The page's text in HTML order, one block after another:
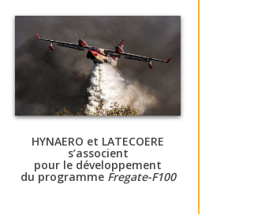
HYNAERO et LATECOERE
s’associent
pour le développement
du programme Fregate-F100